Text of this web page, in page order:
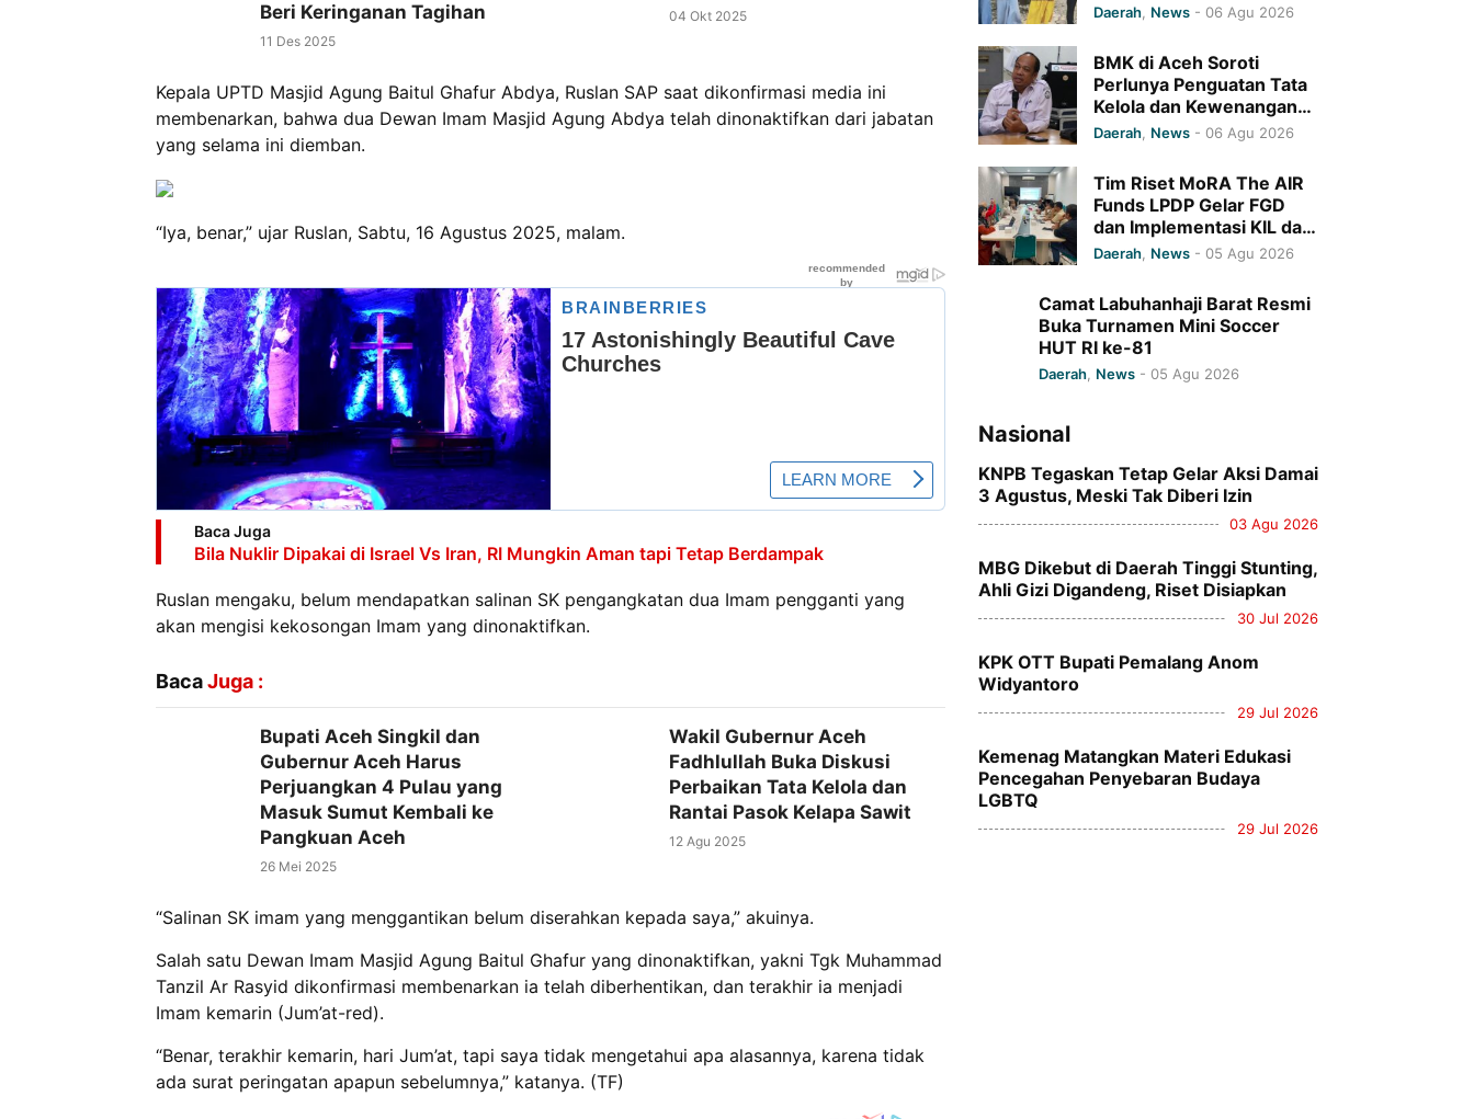
Beri Keringanan Tagihan
11 Des 2025
04 Okt 2025
Kepala UPTD Masjid Agung Baitul Ghafur Abdya, Ruslan SAP saat dikonfirmasi media ini
membenarkan, bahwa dua Dewan Imam Masjid Agung Abdya telah dinonaktifkan dari jabatan
yang selama ini diemban.
“Iya, benar,” ujar Ruslan, Sabtu, 16 Agustus 2025, malam.
Baca Juga
Bila Nuklir Dipakai di Israel Vs Iran, RI Mungkin Aman tapi Tetap Berdampak
Ruslan mengaku, belum mendapatkan salinan SK pengangkatan dua Imam pengganti yang
akan mengisi kekosongan Imam yang dinonaktifkan.
BacaJuga :
Bupati Aceh Singkil dan
Gubernur Aceh Harus
Perjuangkan 4 Pulau yang
Masuk Sumut Kembali ke
Pangkuan Aceh
26 Mei 2025
Wakil Gubernur Aceh
Fadhlullah Buka Diskusi
Perbaikan Tata Kelola dan
Rantai Pasok Kelapa Sawit
12 Agu 2025
“Salinan SK imam yang menggantikan belum diserahkan kepada saya,” akuinya.
Salah satu Dewan Imam Masjid Agung Baitul Ghafur yang dinonaktifkan, yakni Tgk Muhammad
Tanzil Ar Rasyid dikonfirmasi membenarkan ia telah diberhentikan, dan terakhir ia menjadi
Imam kemarin (Jum’at-red).
“Benar, terakhir kemarin, hari Jum’at, tapi saya tidak mengetahui apa alasannya, karena tidak
ada surat peringatan apapun sebelumnya,” katanya. (TF)
Daerah News - 06 Agu 2026
BMK di Aceh Soroti
Perlunya Penguatan Tata
Kelola dan Kewenangan
Monitoring Program
Daerah News - 06 Agu 2026
Tim Riset MoRA The AIR
Funds LPDP Gelar FGD
dan Implementasi KIL dan
Penandatanganan
Ar-Raniry
Daerah News - 05 Agu 2026
Camat Labuhanhaji Barat Resmi
Buka Turnamen Mini Soccer
HUT RI ke-81
Daerah, News- 05 Agu 2026
Nasional
KNPB Tegaskan Tetap Gelar Aksi Damai
3 Agustus, Meski Tak Diberi Izin
03 Agu 2026
MBG Dikebut di Daerah Tinggi Stunting,
Ahli Gizi Digandeng, Riset Disiapkan
30 Jul 2026
KPK OTT Bupati Pemalang Anom
Widyantoro
29 Jul 2026
Kemenag Matangkan Materi Edukasi
Pencegahan Penyebaran Budaya
LGBTQ
29 Jul 2026